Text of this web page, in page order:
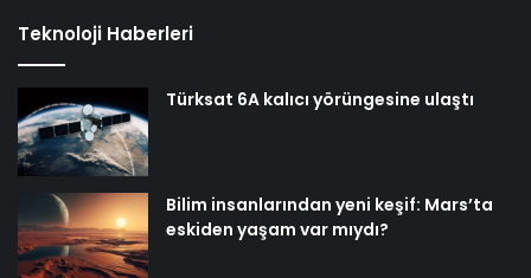
Teknoloji Haberleri
Türksat 6A kalıcı yörüngesine ulaştı
Bilim insanlarından yeni keşif: Mars’ta
eskiden yaşam var mıydı?